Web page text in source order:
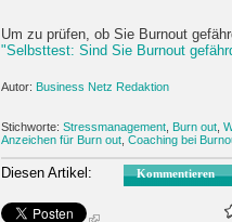
Um zu prüfen, ob Sie Burnout
"Selbsttest: Sind Sie Burnout
Autor: Business Netz Redaktion
Stichworte: Stressmanagement Burn out
Anzeichen für Burn out Coaching bei
Diesen Artikel: Kommentieren